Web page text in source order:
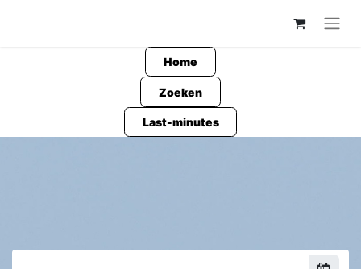
Home
Zoeken
Last-minutes